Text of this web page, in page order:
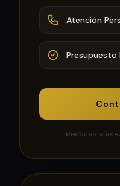
Atención
Presupuesto
Respuesta